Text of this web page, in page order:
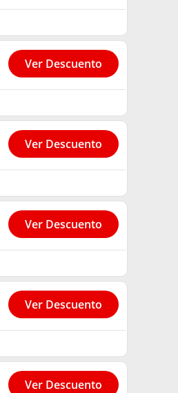
Ver Descuento
Ver Descuento
Ver Descuento
Ver Descuento
Ver Descuento